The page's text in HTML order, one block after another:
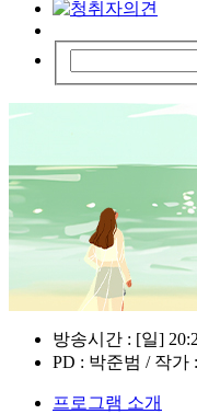
방송시간 : [일]
PD : 박준범 / 작가
프로그램 소개